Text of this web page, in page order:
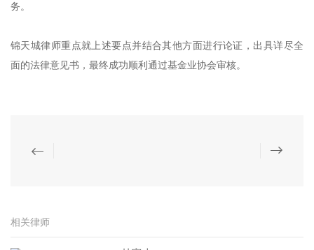
务。
锦天城律师重点就上述要点并结合其他方面进行论证，出具详尽全
面的法律意见书，最终成功顺利通过基金业协会审核。
相关律师